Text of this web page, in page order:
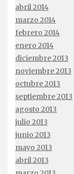
abril 2014
marzo 2014
febrero 2014
enero 2014
diciembre 2013
noviembre 2013
octubre 2013
septiembre 2013
agosto 2013
julio 2013
junio 2013
mayo 2013
abril 2013